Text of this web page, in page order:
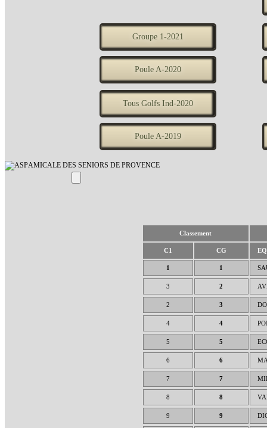
Groupe 1-2021
Poule A-2020
Tous Golfs Ind-2020
Poule A-2019
AMICALE DES SENIORS DE PROVENCE
Classement
C1 CG
1 1
3 2
2 3
4 4
5 5
6 6
7 7
8 8
9 9